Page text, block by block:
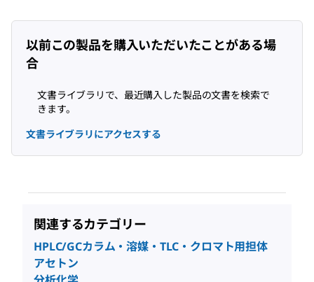
以前この製品を購入いただいたことがある場
合
文書ライブラリで、最近購入した製品の文書を検索で
きます。
文書ライブラリにアクセスする
関連するカテゴリー
HPLC/GCカラム・溶媒・TLC・クロマト用担体
アセトン